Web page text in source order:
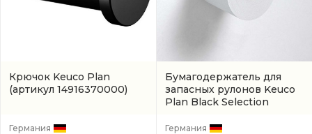
Крючок Keuco Plan
(артикул 14916370000)
Германия
Бумагодержатель для
запасных рулонов Keuco
Plan Black Selection
Германия